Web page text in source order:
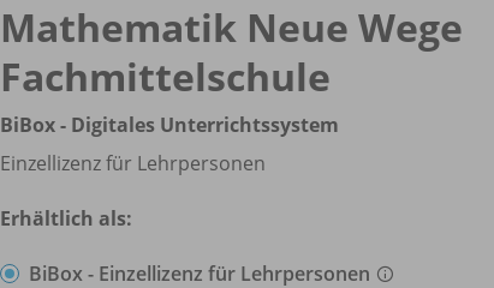
Mathematik Neue Wege
Fachmittelschule
BiBox - Digitales Unterrichtssystem
Einzellizenz für Lehrpersonen
Erhältlich als:
BiBox - Einzellizenz für Lehrpersonen